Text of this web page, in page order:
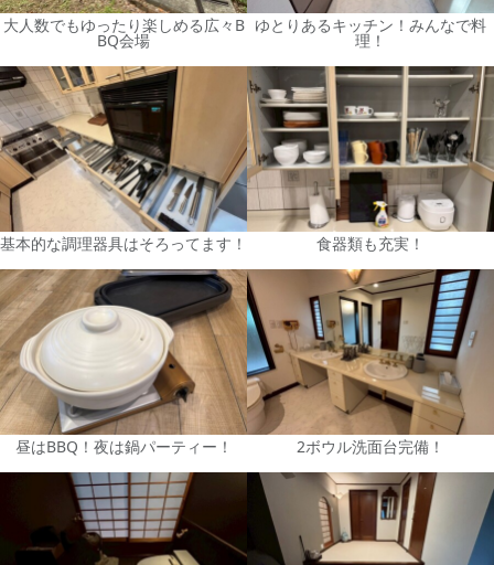
大人数でもゆったり楽しめる広々B
BQ会場
ゆとりあるキッチン！みんなで料
理！
基本的な調理器具はそろってます！ 食器類も充実！
昼はBBQ！夜は鍋パーティー！ 2ボウル洗面台完備！